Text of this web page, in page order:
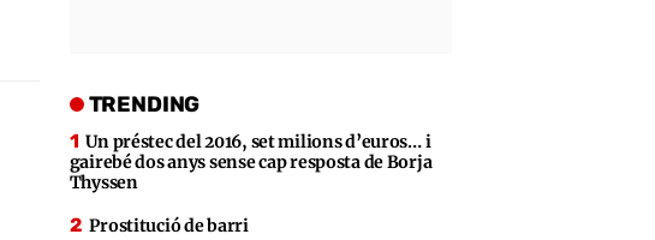
TRENDING
Un préstec del 2016, set milions d’euros… i
gairebé dos anys sense cap resposta de Borja
Thyssen
Prostitució de barri